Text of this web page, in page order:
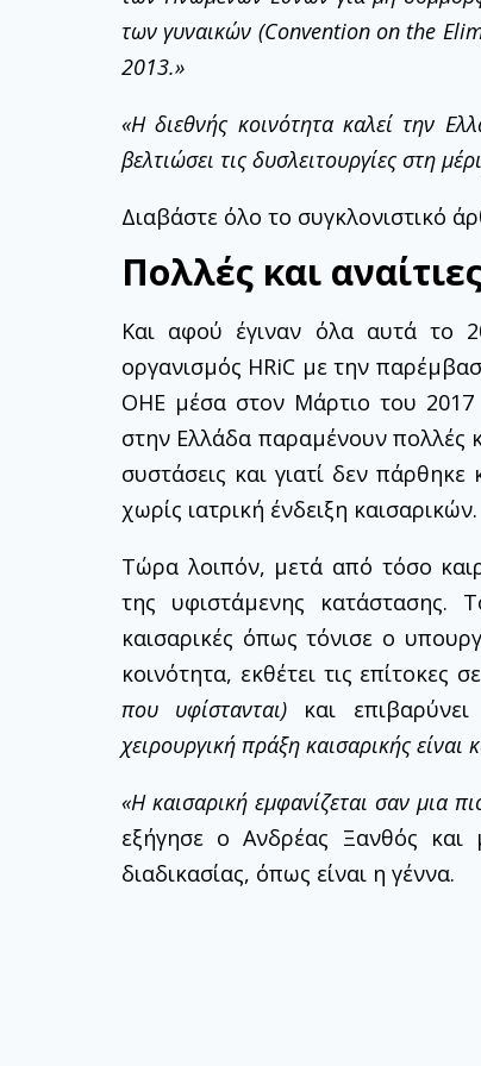
των γυναικών (Convention on the
2013.»
«Η διεθνής κοινότητα καλεί την
βελτιώσει τις δυσλειτουργίες στη
Διαβάστε όλο το συγκλονιστικό
Πολλές και
Και αφού έγιναν όλα αυτά το
οργανισμός HRiC με την
ΟΗΕ μέσα στον Μάρτιο του 2017
στην Ελλάδα παραμένουν πολλές
συστάσεις και γιατί δεν
χωρίς ιατρική ένδειξη καισαρικών.
Τώρα λοιπόν, μετά από τόσο
της υφιστάμενης κατάστασης.
καισαρικές όπως τόνισε ο
κοινότητα, εκθέτει τις επίτοκες
που υφίστανται) και
χειρουργική πράξη καισαρικής
«Η καισαρική εμφανίζεται σαν μια
εξήγησε ο Ανδρέας Ξανθός και
διαδικασίας, όπως είναι η γέννα.